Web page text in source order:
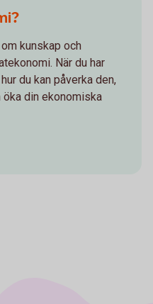
kunskap och
När du har
du kan påverka den,
din ekonomiska